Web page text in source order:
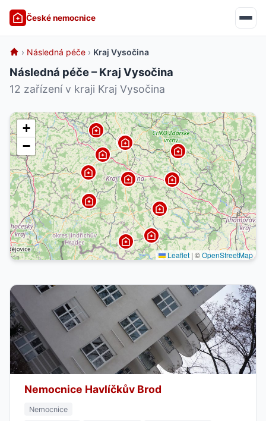
České nemocnice
› Následná péče › Kraj Vysočina
Následná péče – Kraj Vysočina
12 zařízení v kraji Kraj Vysočina
+
−
Leaflet | ©OpenStreetMap
Nemocnice Havlíčkův Brod
Nemocnice